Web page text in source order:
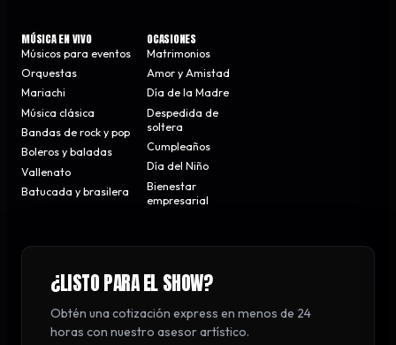
MÚSICA EN VIVO
Músicos para eventos
Orquestas
Mariachi
Música clásica
Bandas de rock y pop
Boleros y baladas
Vallenato
Batucada y brasilera
OCASIONES
Matrimonios
Amor y Amistad
Día de la Madre
Despedida de
soltera
Cumpleaños
Día del Niño
Bienestar
empresarial
¿LISTO PARA EL SHOW?
Obtén una cotización express en menos de 24
horas con nuestro asesor artístico.